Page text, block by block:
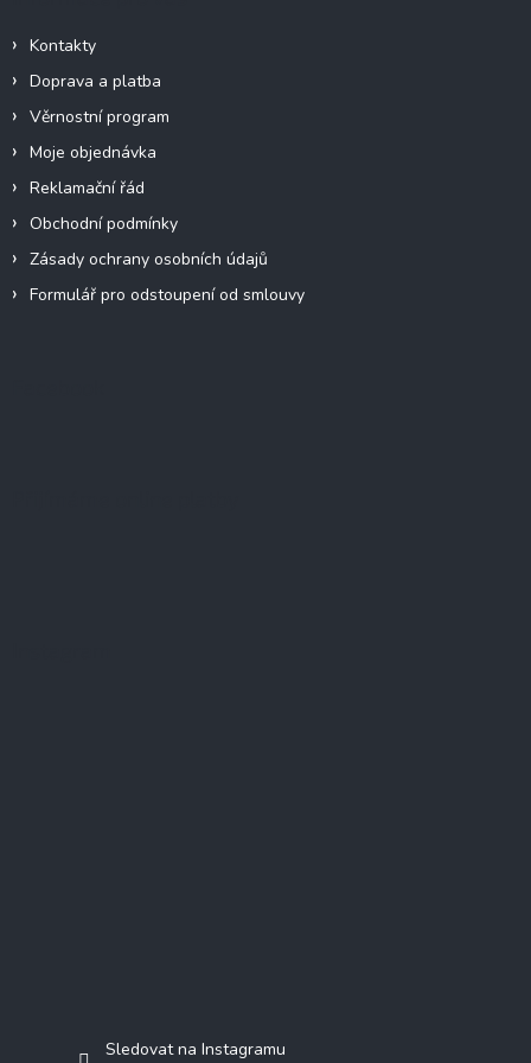
Kontakty
Doprava a platba
Věrnostní program
Moje objednávka
Reklamační řád
Obchodní podmínky
Zásady ochrany osobních údajů
Formulář pro odstoupení od smlouvy
Sledovat na Instagramu